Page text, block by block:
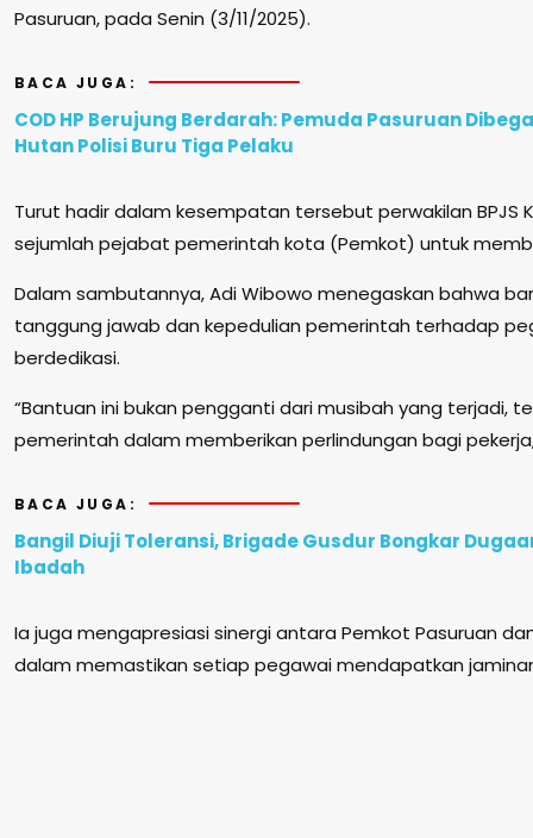
Pasuruan, pada Senin (3/11/2025).
BACA JUGA:
COD HP Berujung Berdarah: Pemuda Pasuruan
Hutan Polisi Buru Tiga Pelaku
Turut hadir dalam kesempatan tersebut perwakilan BPJS
sejumlah pejabat pemerintah kota (Pemkot) untuk
Dalam sambutannya, Adi Wibowo menegaskan bahwa
tanggung jawab dan kepedulian pemerintah terhadap
berdedikasi.
“Bantuan ini bukan pengganti dari musibah yang terjadi,
pemerintah dalam memberikan perlindungan bagi
BACA JUGA:
Bangil Diuji Toleransi, Brigade Gusdur Bongkar
Ibadah
Ia juga mengapresiasi sinergi antara Pemkot Pasuruan
dalam memastikan setiap pegawai mendapatkan